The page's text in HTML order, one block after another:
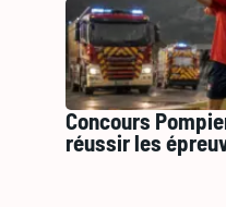
Concours
réussir les